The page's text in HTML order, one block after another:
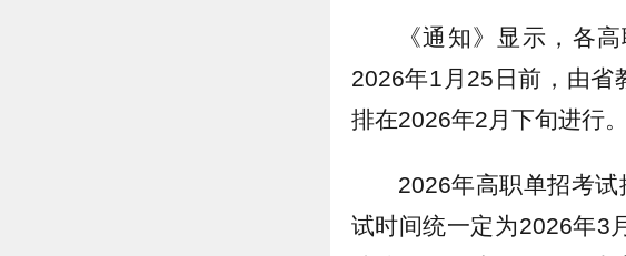
《通知》显示，各
2026年1月25日前，由省
排在2026年2月下旬进行
2026年高职单招考
试时间统一定为2026年3